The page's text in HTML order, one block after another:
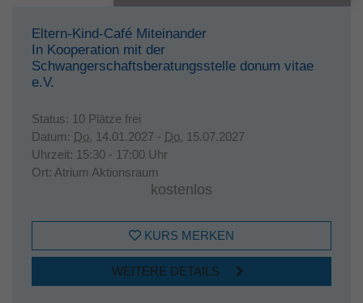
Eltern-Kind-Café Miteinander
In Kooperation mit der
Schwangerschaftsberatungsstelle donum vitae
e.V.
Status: 10 Plätze frei
Datum: Do. 14.01.2027 - Do. 15.07.2027
Uhrzeit: 15:30 - 17:00 Uhr
Ort: Atrium Aktionsraum
kostenlos
KURS MERKEN
WEITERE DETAILS